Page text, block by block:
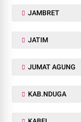
JAMBRET
JATIM
JUMAT AGUNG
KAB.NDUGA